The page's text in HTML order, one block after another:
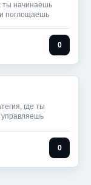
ты начинаешь
поглощаешь
0
где ты
управляешь
0